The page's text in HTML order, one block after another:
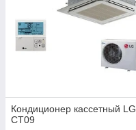
Кондиционер кассетный LG
CT09